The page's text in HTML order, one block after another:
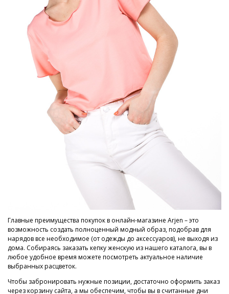
Главные преимущества покупок в онлайн-магазине Arjen – это
возможность создать полноценный модный образ, подобрав для
нарядов все необходимое (от одежды до аксессуаров), не выходя из
дома. Собираясь заказать кепку женскую из нашего каталога, вы в
любое удобное время можете посмотреть актуальное наличие
выбранных расцветок.
Чтобы забронировать нужные позиции, достаточно оформить заказ
через корзину сайта, а мы обеспечим, чтобы вы в считанные дни